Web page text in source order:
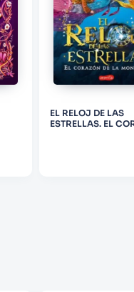
EL RELOJ DE LAS
ESTRELLAS. EL